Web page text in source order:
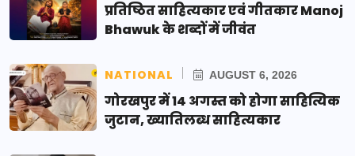
प्रतिष्ठित साहित्यकार एवं गीतकार Manoj
Bhawuk के शब्दों में जीवंत
NATIONAL AUGUST 6, 2026
गोरखपुर में 14 अगस्त को होगा साहित्यिक
जुटान, ख्यातिलब्ध साहित्यकार